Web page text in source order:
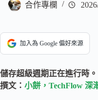
合作專欄
加入為 Google 偏好來源
儲存超級週期正在進行時。
撰文： 小餅，TechFlow 深